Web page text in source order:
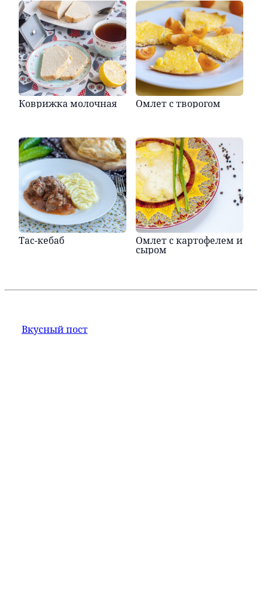
Коврижка молочная Омлет с творогом
Тас-кебаб Омлет с картофелем и
сыром
Вкусный пост